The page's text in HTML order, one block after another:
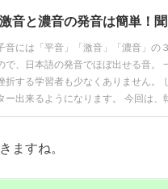
音と濃音の発音は簡単！
音には「平音」「激音」「濃音」の
で、日本語の発音でほぼ出せる音。
折する学習者も少なくありません。
ー出来るようになります。 今回は、
ますね。